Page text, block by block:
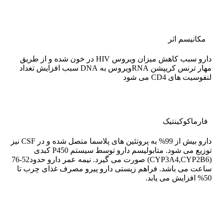
مکانیسم اثر
دارو سبب کاهش میزان ویروس HIV در خون شده و از طریق
مهار ترنس کریپشن RNAویروس به DNA سبب افزایش تعداد
لنفوسیت های CD4 می شود
فارماکوکينتيک
دارو بیش از 99% به پروتئین های پلاسما متصل شده و در CSF نیز
توزیع می شود. متابولیسم دارو توسط سیستم P450 کبدی
(CYP3A4,CYP2B6) صورت می گیرد. نیمه عمر دارو حدود52-76
ساعت می باشد. فراهم زیستی دارو پیرو مصرف غذای چرب تا
50% افزایش می یابد.